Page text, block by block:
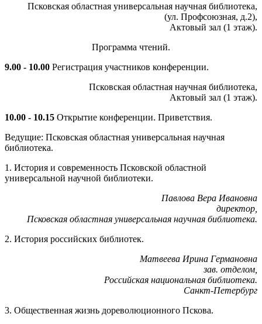
Псковская областная универсальная научная библиотека,
(ул. Профсоюзная, д.2),
Актовый зал (1 этаж).
Программа чтений.
9.00 - 10.00 Регистрация участников конференции.
Псковская областная научная библиотека,
Актовый зал (1 этаж).
10.00 - 10.15 Открытие конференции. Приветствия.
Ведущие: Псковская областная универсальная научная
библиотека.
1. История и современность Псковской областной
универсальной научной библиотеки.
Павлова Вера Ивановна
директор,
Псковская областная универсальная научная библиотека.
2. История российских библиотек.
Матвеева Ирина Германовна
зав. отделом,
Российская национальная библиотека.
Санкт-Петербург
3. Общественная жизнь дореволюционного Пскова.